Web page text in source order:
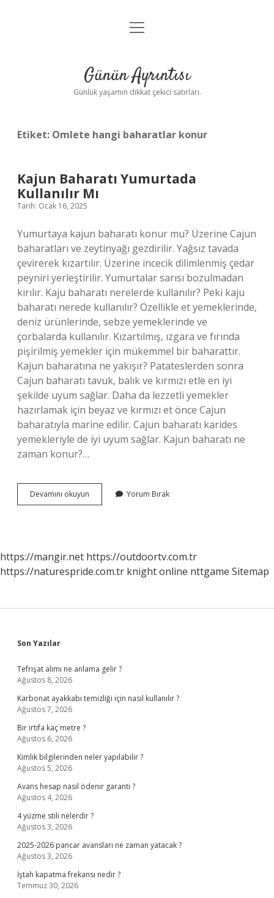
Anasayfa
Yasal Uyarı
menüyü
Günün Ayrıntısı
Günlük yaşamın dikkat çekici satırları.
Etiket: Omlete hangi baharatlar konur
Kajun Baharatı Yumurtada
Kullanılır Mı
Tarih: Ocak 16, 2025
Yumurtaya kajun baharatı konur mu? Üzerine Cajun
baharatları ve zeytinyağı gezdirilir. Yağsız tavada
çevirerek kızartılır. Üzerine incecik dilimlenmiş çedar
peyniri yerleştirilir. Yumurtalar sarısı bozulmadan
kırılır. Kaju baharatı nerelerde kullanılır? Peki kaju
baharatı nerede kullanılır? Özellikle et yemeklerinde,
deniz ürünlerinde, sebze yemeklerinde ve
çorbalarda kullanılır. Kızartılmış, ızgara ve fırında
pişirilmiş yemekler için mükemmel bir baharattır.
Kajun baharatına ne yakışır? Patateslerden sonra
Cajun baharatı tavuk, balık ve kırmızı etle en iyi
şekilde uyum sağlar. Daha da lezzetli yemekler
hazırlamak için beyaz ve kırmızı et önce Cajun
baharatıyla marine edilir. Cajun baharatı karides
yemekleriyle de iyi uyum sağlar. Kajun baharatı ne
zaman konur?…
Devamını okuyun
Baharatı
Yorum Bırak
https://mangir.net https://outdoortv.com.tr
https://naturespride.com.tr knight online nttgame Sitemap
Sidebar
Son Yazılar
Tefrişat alımı ne anlama gelir ?
Ağustos 8, 2026
Karbonat ayakkabı temizliği için nasıl kullanılır ?
Ağustos 7, 2026
Bir irtifa kaç metre ?
Ağustos 6, 2026
Kimlik bilgilerinden neler yapılabilir ?
Ağustos 5, 2026
Avans hesap nasıl ödenir garanti ?
Ağustos 4, 2026
4 yüzme stili nelerdir ?
Ağustos 3, 2026
2025-2026 pancar avansları ne zaman yatacak ?
Ağustos 3, 2026
İştah kapatma frekansı nedir ?
Temmuz 30, 2026